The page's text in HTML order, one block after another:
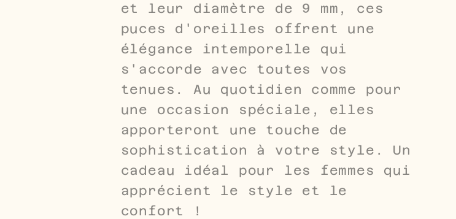
et leur diamètre de 9 mm, ces
puces d'oreilles offrent une
élégance intemporelle qui
s'accorde avec toutes vos
tenues. Au quotidien comme pour
une occasion spéciale, elles
apporteront une touche de
sophistication à votre style. Un
cadeau idéal pour les femmes qui
apprécient le style et le
confort !